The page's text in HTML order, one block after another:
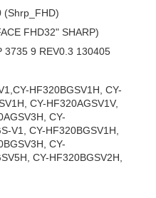
(Shrp_FHD)
FHD32" SHARP)
3735 9 REV0.3 130405
HF320BGSV1H, CY-
CY-HF320AGSV1V,
CY-
V1, CY-HF320BGSV1H,
CY-
CY-HF320BGSV2H,